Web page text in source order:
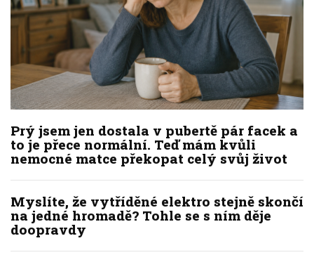
Prý jsem jen dostala v pubertě pár facek a
to je přece normální. Teď mám kvůli
nemocné matce překopat celý svůj život
Myslíte, že vytříděné elektro stejně skončí
na jedné hromadě? Tohle se s ním děje
doopravdy